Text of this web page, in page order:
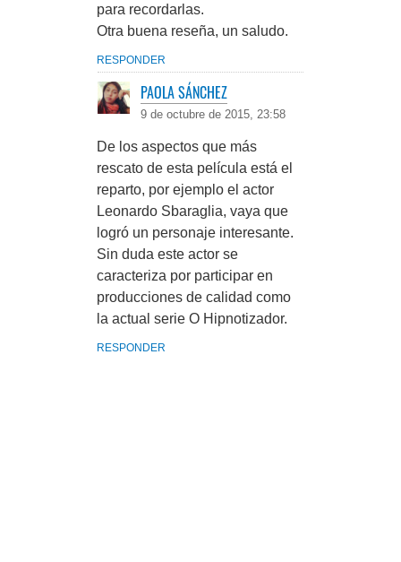
para recordarlas.
Otra buena reseña, un saludo.
RESPONDER
PAOLA SÁNCHEZ
9 de octubre de 2015, 23:58
De los aspectos que más
rescato de esta película está el
reparto, por ejemplo el actor
Leonardo Sbaraglia, vaya que
logró un personaje interesante.
Sin duda este actor se
caracteriza por participar en
producciones de calidad como
la actual serie O Hipnotizador.
RESPONDER